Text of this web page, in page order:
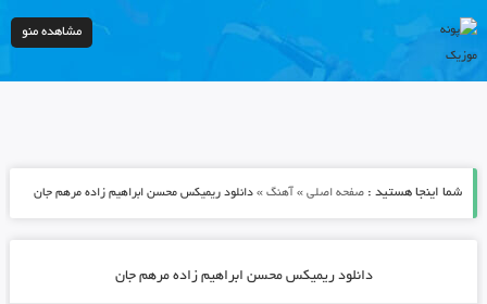
مشاهده منو
شما اینجا هستید : صفحه اصلی» آهنگ» دانلود ریمیکس محسن ابراهیم زاده مرهم جان
دانلود ریمیکس محسن ابراهیم زاده مرهم جان